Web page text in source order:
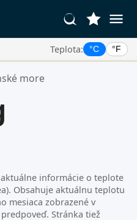
Teplota: °C °F
more
informácie o teplote
Obsahuje aktuálnu teplotu
mesiaca zobrazené v
Stránka tiež